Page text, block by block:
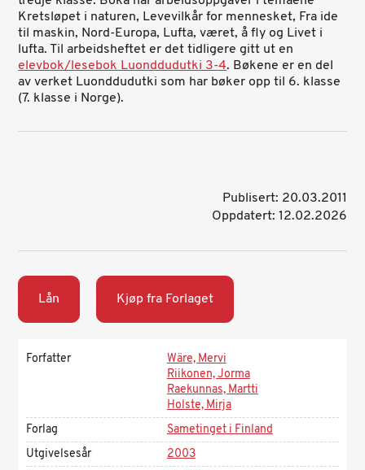
Kretsløpet i naturen, Levevilkår for mennesket, Fra ide
til maskin, Nord-Europa, Lufta, været, å fly og Livet i
lufta. Til arbeidsheftet er det tidligere gitt ut en
elevbok/lesebok Luonddudutki 3-4. Bøkene er en del
av verket Luonddudutki som har bøker opp til 6. klasse
(7. klasse i Norge).
Publisert: 20.03.2011
Oppdatert: 12.02.2026
Lån Kjøp fra Forlaget
Forfatter
Wäre, Mervi
Riikonen, Jorma
Raekunnas, Martti
Holste, Mirja
Forlag
Sametinget i Finland
Utgivelsesår
2003